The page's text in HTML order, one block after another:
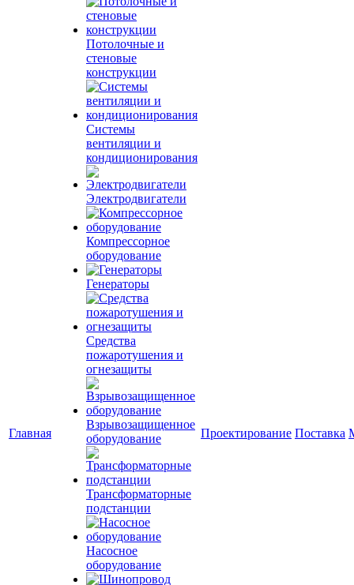
Главная
Потолочные и
стеновые
конструкции
Системы
вентиляции и
кондиционирования
Электродвигатели
Компрессорное
оборудование
Генераторы
Средства
пожаротушения и
огнезащиты
Взрывозащищенное
оборудование
Трансформаторные
подстанции
Насосное
оборудование
Проектирование Поставка